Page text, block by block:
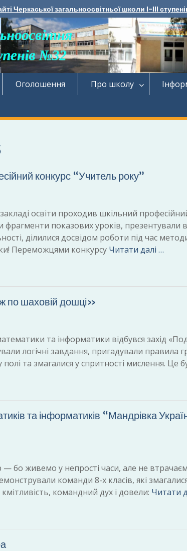
Черкаської загальноосвітньої школи І-ІІІ
Оголошення Про школу
конкурс “Учитель року”
освіти проходив шкільний
показових уроків, презентували
ділилися досвідом роботи під час
Переможцями конкурсу Читати далі …
по шаховій дошці»
та інформатики відбувся захід
логічні завдання, пригадували
та змагалися у спритності мислення. Це
та інформатиків “Мандрівка
живемо у непрості часи, але не
команди 8-х класів, які
командний дух і довели: Читати